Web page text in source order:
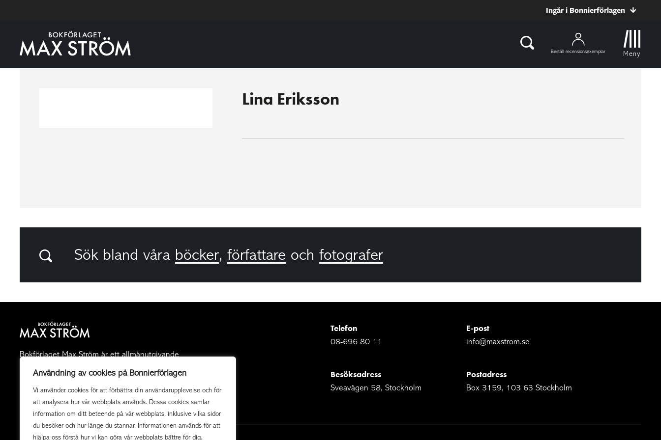
Användning av cookies på Bonnierförlagen
Vi använder cookies för att förbättra din användarupplevelse och för
att analysera hur vår webbplats används. Dessa cookies samlar
information om ditt beteende på vår webbplats, inklusive vilka sidor
du besöker och hur länge du stannar. Informationen används för att
hjälpa oss förstå hur vi kan göra vår webbplats bättre för dig.
Ingår i Bonnierförlagen
Beställ recensionsexemplar Meny
Lina Eriksson
Sök bland våra böcker, författare och fotografer
Bokförlaget Max Ström är ett allmänutgivande
fackboksförlag och ett av landets mest högkvalitativa
utgivare av illustrerade böcker. Vi producerar också
uppdragsböcker av högsta kvalitet i samarbete med
organisationer och företag.
Telefon
08-696 80 11
E-post
info@maxstrom.se
Besöksadress
Sveavägen 58, Stockholm
Postadress
Box 3159, 103 63 Stockholm